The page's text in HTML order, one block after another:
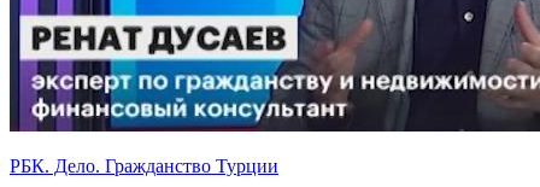
РБК. Дело. Гражданство Турции